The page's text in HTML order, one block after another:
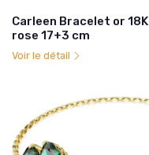
Carleen Bracelet or
rose 17+3 cm
Voir le détail